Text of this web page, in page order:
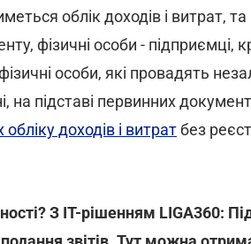
облік доходів і витрат,
фізичні особи - підприємці,
особи, які провадять
на підставі первинних
обліку доходів і витратбез
З IT-рішенням LIGA360: